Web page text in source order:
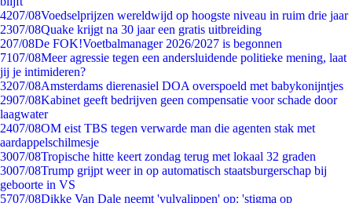
4207/08Voedselprijzen wereldwijd op hoogste niveau in ruim drie jaar
2307/08Quake krijgt na 30 jaar een gratis uitbreiding
207/08De FOK!Voetbalmanager 2026/2027 is begonnen
7107/08Meer agressie tegen een andersluidende politieke mening, laat
jij je intimideren?
3207/08Amsterdams dierenasiel DOA overspoeld met babykonijntjes
2907/08Kabinet geeft bedrijven geen compensatie voor schade door
laagwater
2407/08OM eist TBS tegen verwarde man die agenten stak met
aardappelschilmesje
3007/08Tropische hitte keert zondag terug met lokaal 32 graden
3007/08Trump grijpt weer in op automatisch staatsburgerschap bij
geboorte in VS
5707/08Dikke Van Dale neemt 'vulvalippen' op: 'stigma op